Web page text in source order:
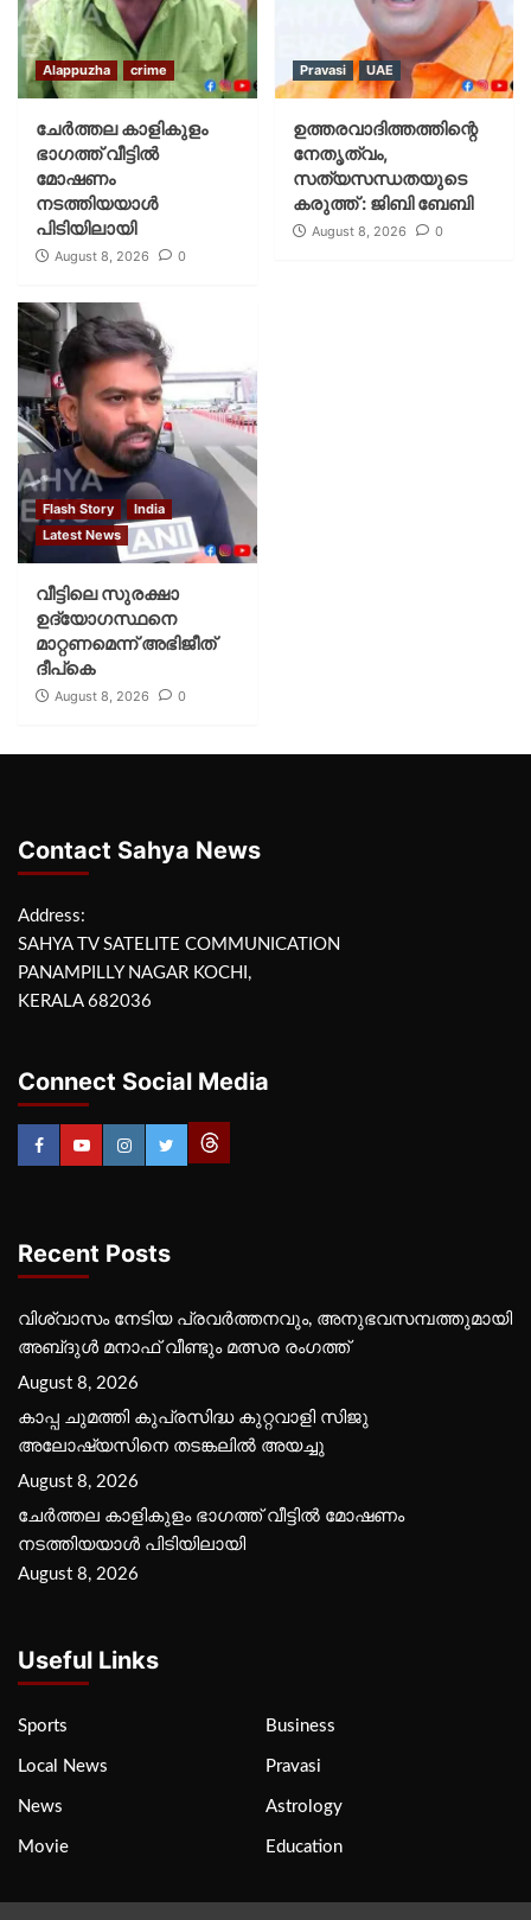
Alappuzha crime
ചേർത്തല കാളികുളം
ഭാഗത്ത് വീട്ടിൽ
മോഷണം
നടത്തിയയാൾ
പിടിയിലായി
August 8, 2026 0
Pravasi UAE
ഉത്തരവാദിത്തത്തിന്റെ
നേതൃത്വം,
സത്യസന്ധതയുടെ
കരുത്ത് : ജിബി ബേബി
August 8, 2026 0
Flash Story
India
Latest News
വീട്ടിലെ സുരക്ഷാ
ഉദ്യോഗസ്ഥനെ
മാറ്റണമെന്ന് അഭിജീത്
ദീപ്‌കെ
August 8, 2026 0
Contact Sahya News
Address:
SAHYA TV SATELITE COMMUNICATION
PANAMPILLY NAGAR KOCHI,
KERALA 682036
Connect Social Media
Recent Posts
വിശ്വാസം നേടിയ പ്രവർത്തനവും, അനുഭവസമ്പത്തുമായി
അബ്‌ദുൾ മനാഫ് വീണ്ടും മത്സര രംഗത്ത്
August 8, 2026
കാപ്പ ചുമത്തി കുപ്രസിദ്ധ കുറ്റവാളി സിജു
അലോഷ്യസിനെ തടങ്കലിൽ അയച്ചു
August 8, 2026
ചേർത്തല കാളികുളം ഭാഗത്ത് വീട്ടിൽ മോഷണം
നടത്തിയയാൾ പിടിയിലായി
August 8, 2026
Useful Links
Sports Business
Local News Pravasi
News Astrology
Movie Education